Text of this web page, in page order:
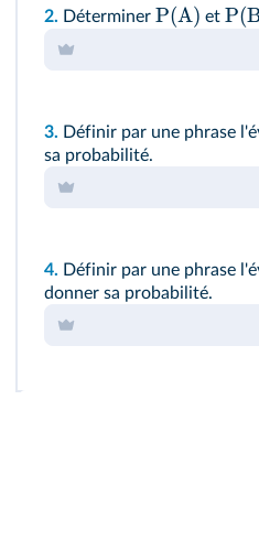
2. Déterminer P(A) et P(
3. Définir par une phrase
sa probabilité.
4. Définir par une phrase
donner sa probabilité.